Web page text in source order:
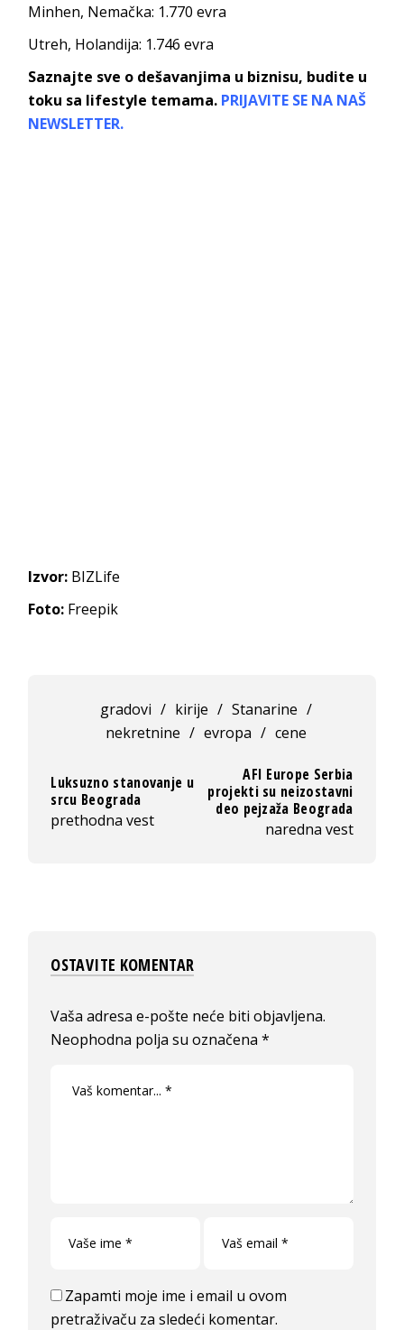
Minhen, Nemačka: 1.770 evra
Utreh, Holandija: 1.746 evra
Saznajte sve o dešavanjima u biznisu, budite u
toku sa lifestyle temama. PRIJAVITE SE NA NAŠ
NEWSLETTER.
Izvor: BIZLife
Foto: Freepik
gradovi / kirije / Stanarine /
nekretnine / evropa / cene
Luksuzno stanovanje u
srcu Beograda
prethodna vest
AFI Europe Serbia
projekti su neizostavni
deo pejzaža Beograda
naredna vest
OSTAVITE KOMENTAR
Vaša adresa e-pošte neće biti objavljena.
Neophodna polja su označena*
Zapamti moje ime i email u ovom
pretraživaču za sledeći komentar.